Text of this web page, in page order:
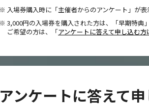
入場券購入時に「主催者からのアンケート」が
3,000円の入場券を購入された方は、「早期特典
ご希望の方は、「アンケートに答えて申し込む方
アンケートに答えて